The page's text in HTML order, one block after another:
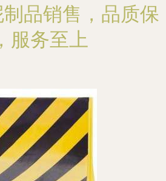
品销售，品质保
服务至上